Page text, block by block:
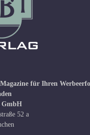
für Ihren
GmbH
52 a